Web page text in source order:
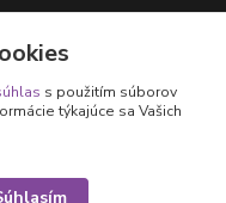
s použitím súborov
týkajúce sa Vašich